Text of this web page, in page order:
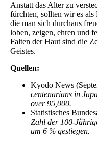
Anstatt das Alter zu
fürchten, sollten wir es als
die man sich durchaus
loben, zeigen, ehren und
Falten der Haut sind die
Geistes.
Quellen:
Kyodo News
centenarians in
over 95,000.
Statistisches
Zahl der 100-
um 6 % gestiegen.